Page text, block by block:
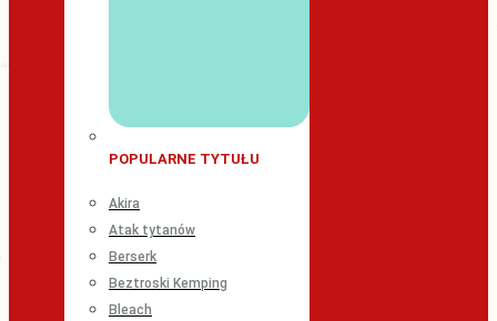
POPULARNE TYTUŁU
Akira
Atak tytanów
Berserk
Beztroski Kemping
Bleach